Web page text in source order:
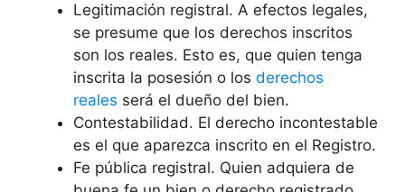
Legitimación registral. A efectos legales,
se presume que los derechos inscritos
son los reales. Esto es, que quien tenga
inscrita la posesión o los derechos
reales será el dueño del bien.
Contestabilidad. El derecho incontestable
es el que aparezca inscrito en el Registro.
Fe pública registral. Quien adquiera de